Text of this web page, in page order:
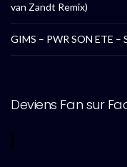
van Zandt Remix)
GIMS – PWR SON ETE –
Deviens Fan sur